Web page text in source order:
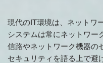
現代のIT環境は、ネットワ
システムは常にネットワー
信路やネットワーク機器の
セキュリティを語る上で避